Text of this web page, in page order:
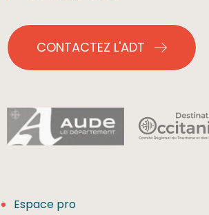
CONTACTEZ L'ADT
Espace pro